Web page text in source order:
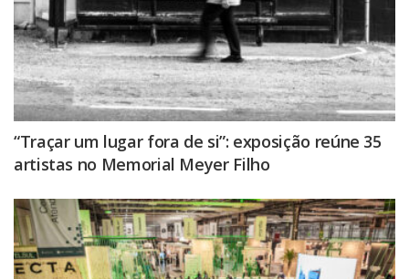
“Traçar um lugar fora de si”: exposição reúne 35
artistas no Memorial Meyer Filho